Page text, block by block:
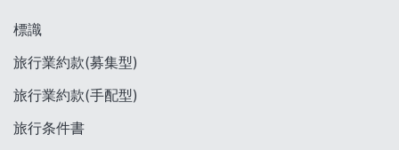
標識
旅行業約款(募集型)
旅行業約款(手配型)
旅行条件書